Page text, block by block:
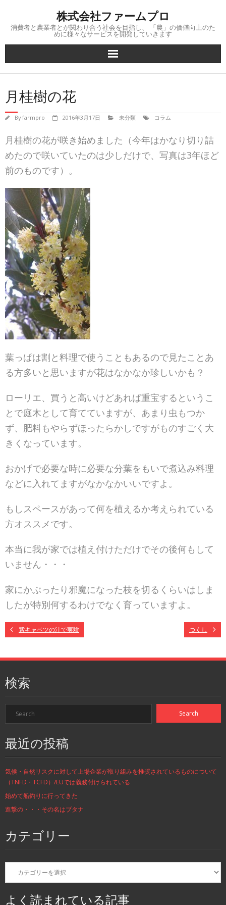
content
株式会社ファームプロ
消費者と農業者とが関わり合う社会を目指し、 「農」の価値向上のた
めに様々なサービスを開発していきます
月桂樹の花
Byfarmpro 2016年3月17日 未分類 コラム
月桂樹の花が咲き始めました（今年はかなり切り詰
めたので咲いていたのは少しだけで、写真は3年ほど
前のものです）。
葉っぱは割と料理で使うこともあるので見たことあ
る方多いと思いますが花はなかなか珍しいかも？
ローリエ、買うと高いけどあれば重宝するというこ
とで庭木として育てていますが、あまり虫もつか
ず、肥料もやらずほったらかしですがものすごく大
きくなっています。
おかげで必要な時に必要な分葉をもいで煮込み料理
などに 入れてますがなかなかいいですよ。
もしスペースがあって何を植えるか考えられている
方オススメです。
本当に我が家では植え付けただけでその後何もして
いません・・・
家にかぶったり邪魔になった枝を切るくらいはしま
したが特別何するわけでなく育っていますよ。
紫キャベツの汁で実験 つくし
検索
最近の投稿
気候・自然リスクに対して上場企業が取り組みを推奨されているものについて
（TNFD・TCFD）/EUでは義務付けられている
始めて船釣りに行ってきた
進撃の・・・その名はブタナ
カテゴリー
カ
ゴ
リ
よく読まれている記事